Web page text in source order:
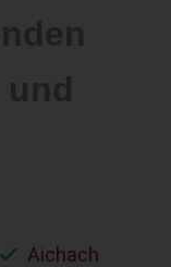
Aichach